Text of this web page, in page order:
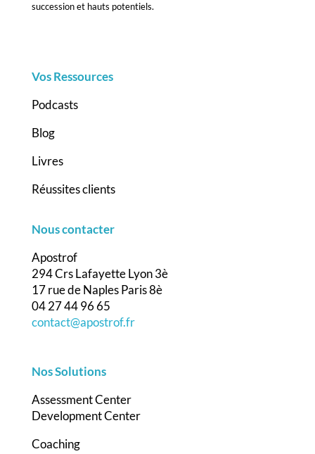
succession et hauts potentiels.
Vos Ressources
Podcasts
Blog
Livres
Réussites clients
Nous contacter
Apostrof
294 Crs Lafayette Lyon 3è
17 rue de Naples Paris 8è
04 27 44 96 65
contact@apostrof.fr
Nos Solutions
Assessment Center
Development Center
Coaching